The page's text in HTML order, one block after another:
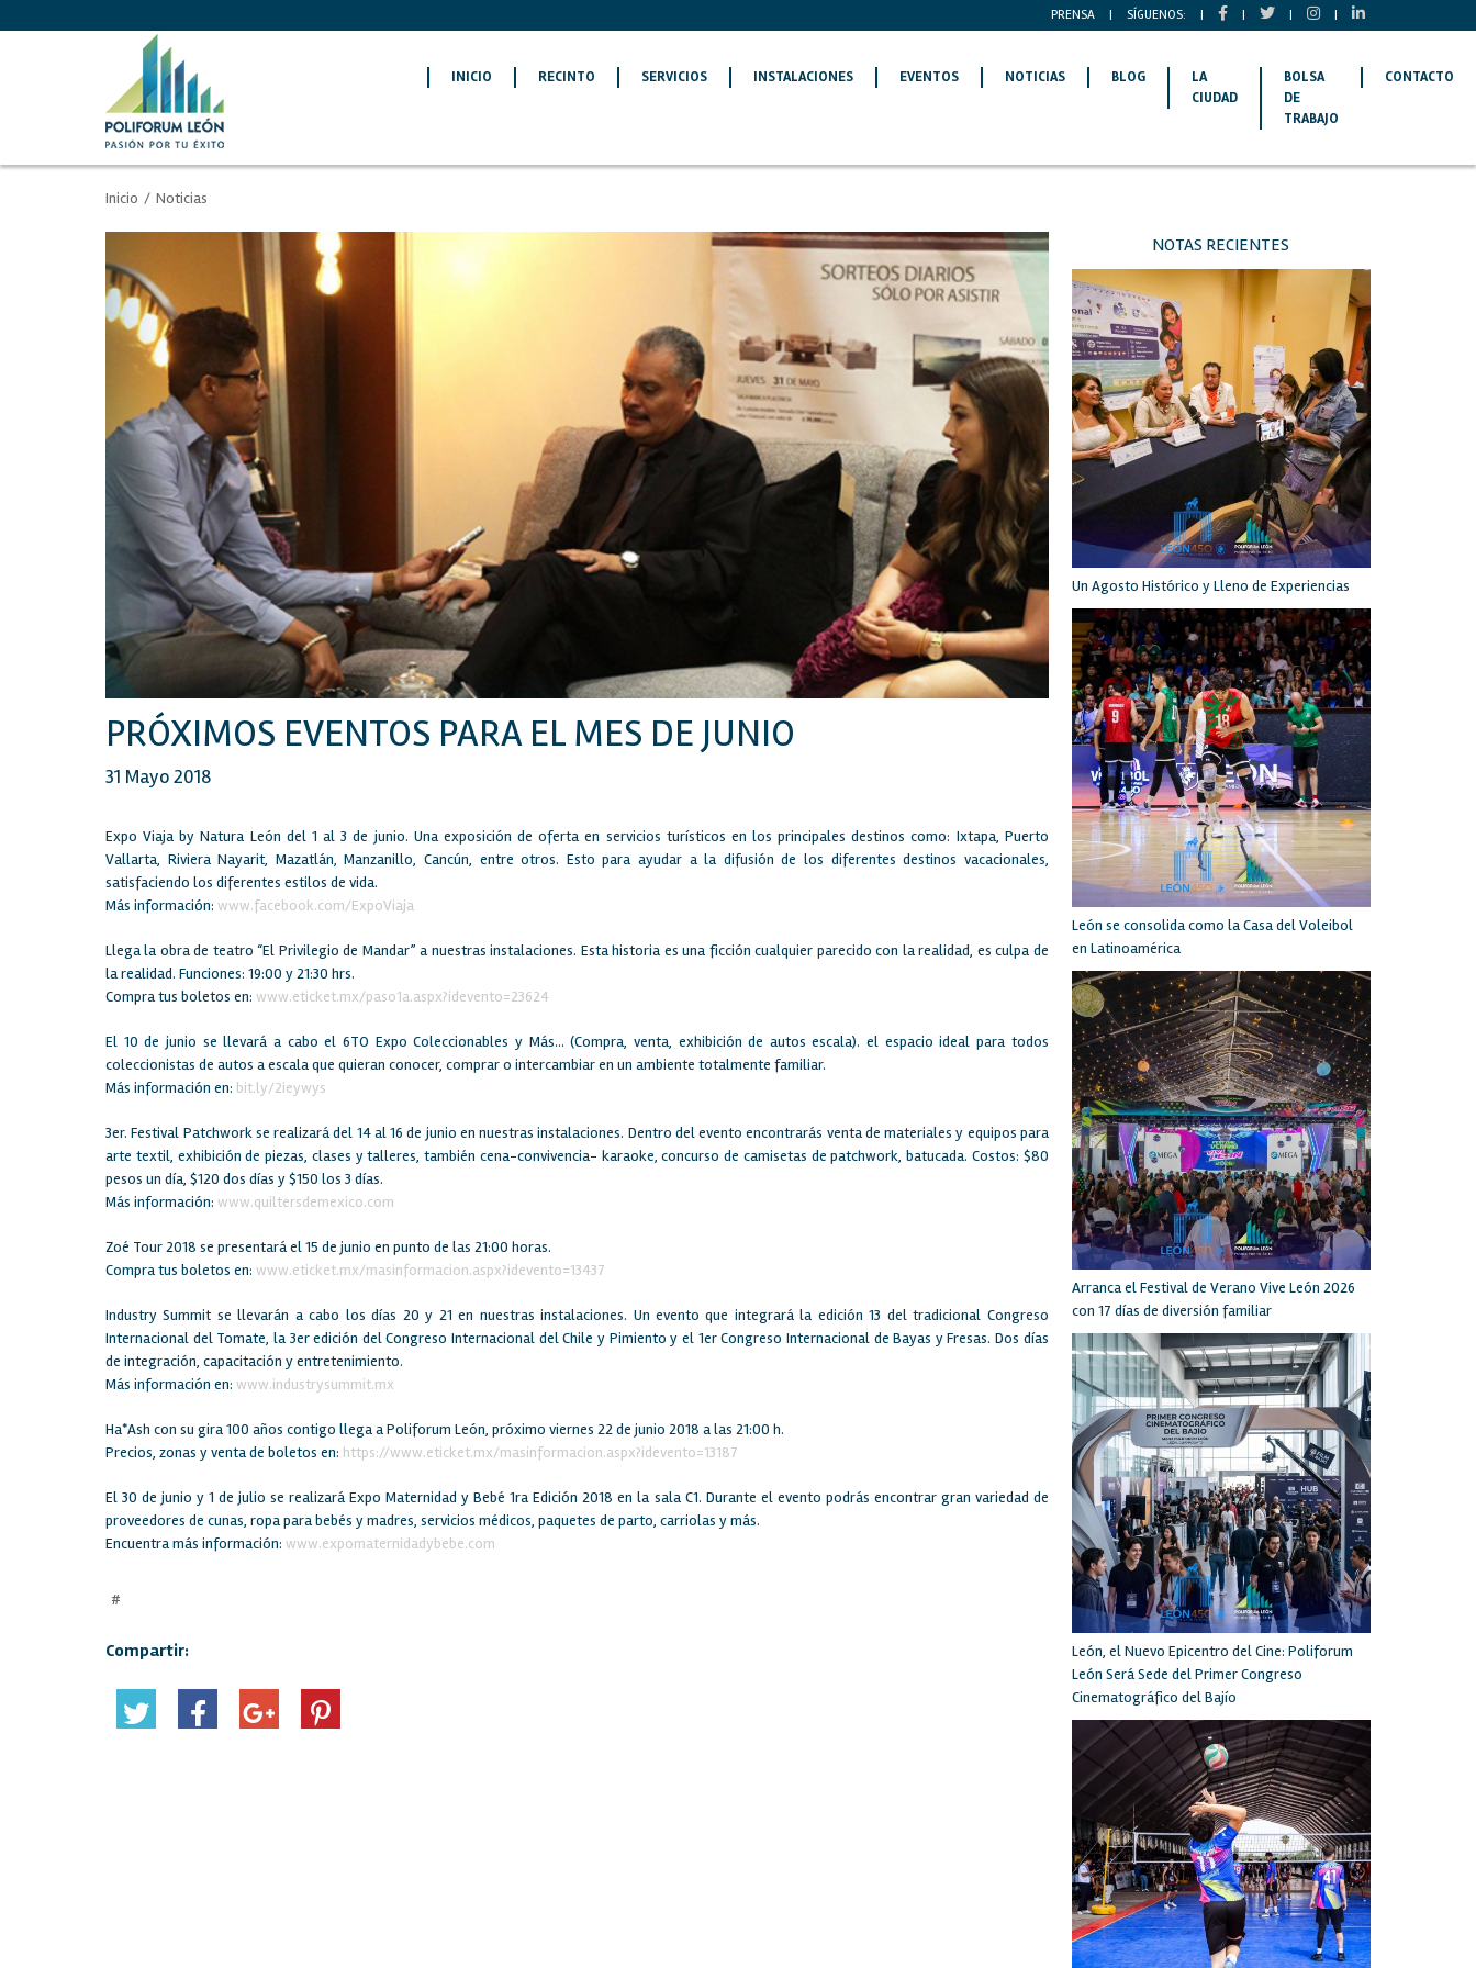
PRENSA | SÍGUENOS: | | | |
INICIO RECINTO SERVICIOS INSTALACIONES EVENTOS NOTICIAS BLOG
LA
CIUDAD
BOLSA
DE
TRABAJO
CONTACTO
Inicio / Noticias
PRÓXIMOS EVENTOS PARA EL MES DE JUNIO
31 Mayo 2018
Expo Viaja by Natura León del 1 al 3 de junio. Una exposición de oferta en servicios turísticos en los principales destinos como: Ixtapa, Puerto
Vallarta, Riviera Nayarit, Mazatlán, Manzanillo, Cancún, entre otros. Esto para ayudar a la difusión de los diferentes destinos vacacionales,
satisfaciendo los diferentes estilos de vida.
Más información: www.facebook.com/ExpoViaja
Llega la obra de teatro “El Privilegio de Mandar” a nuestras instalaciones. Esta historia es una ficción cualquier parecido con la realidad, es culpa de
la realidad. Funciones: 19:00 y 21:30 hrs.
Compra tus boletos en: www.eticket.mx/paso1a.aspx?idevento=23624
El 10 de junio se llevará a cabo el 6TO Expo Coleccionables y Más… (Compra, venta, exhibición de autos escala). el espacio ideal para todos
coleccionistas de autos a escala que quieran conocer, comprar o intercambiar en un ambiente totalmente familiar.
Más información en: bit.ly/2ieywys
3er. Festival Patchwork se realizará del 14 al 16 de junio en nuestras instalaciones. Dentro del evento encontrarás venta de materiales y equipos para
arte textil, exhibición de piezas, clases y talleres, también cena-convivencia- karaoke, concurso de camisetas de patchwork, batucada. Costos: $80
pesos un día, $120 dos días y $150 los 3 días.
Más información: www.quiltersdemexico.com
Zoé Tour 2018 se presentará el 15 de junio en punto de las 21:00 horas.
Compra tus boletos en: www.eticket.mx/masinformacion.aspx?idevento=13437
Industry Summit se llevarán a cabo los días 20 y 21 en nuestras instalaciones. Un evento que integrará la edición 13 del tradicional Congreso
Internacional del Tomate, la 3er edición del Congreso Internacional del Chile y Pimiento y el 1er Congreso Internacional de Bayas y Fresas. Dos días
de integración, capacitación y entretenimiento.
Más información en: www.industrysummit.mx
Ha*Ash con su gira 100 años contigo llega a Poliforum León, próximo viernes 22 de junio 2018 a las 21:00 h.
Precios, zonas y venta de boletos en: https://www.eticket.mx/masinformacion.aspx?idevento=13187
El 30 de junio y 1 de julio se realizará Expo Maternidad y Bebé 1ra Edición 2018 en la sala C1. Durante el evento podrás encontrar gran variedad de
proveedores de cunas, ropa para bebés y madres, servicios médicos, paquetes de parto, carriolas y más.
Encuentra más información: www.expomaternidadybebe.com
#
Compartir:
NOTAS RECIENTES
Un Agosto Histórico y Lleno de Experiencias
León se consolida como la Casa del Voleibol
en Latinoamérica
Arranca el Festival de Verano Vive León 2026
con 17 días de diversión familiar
León, el Nuevo Epicentro del Cine: Poliforum
León Será Sede del Primer Congreso
Cinematográfico del Bajío